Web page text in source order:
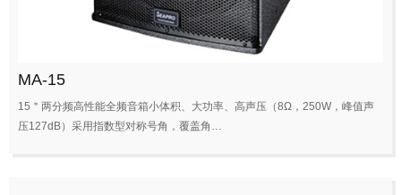
MA-15
15＂两分频高性能全频音箱小体积、大功率、高声压（8Ω，250W，峰值声
压127dB）采用指数型对称号角，覆盖角…